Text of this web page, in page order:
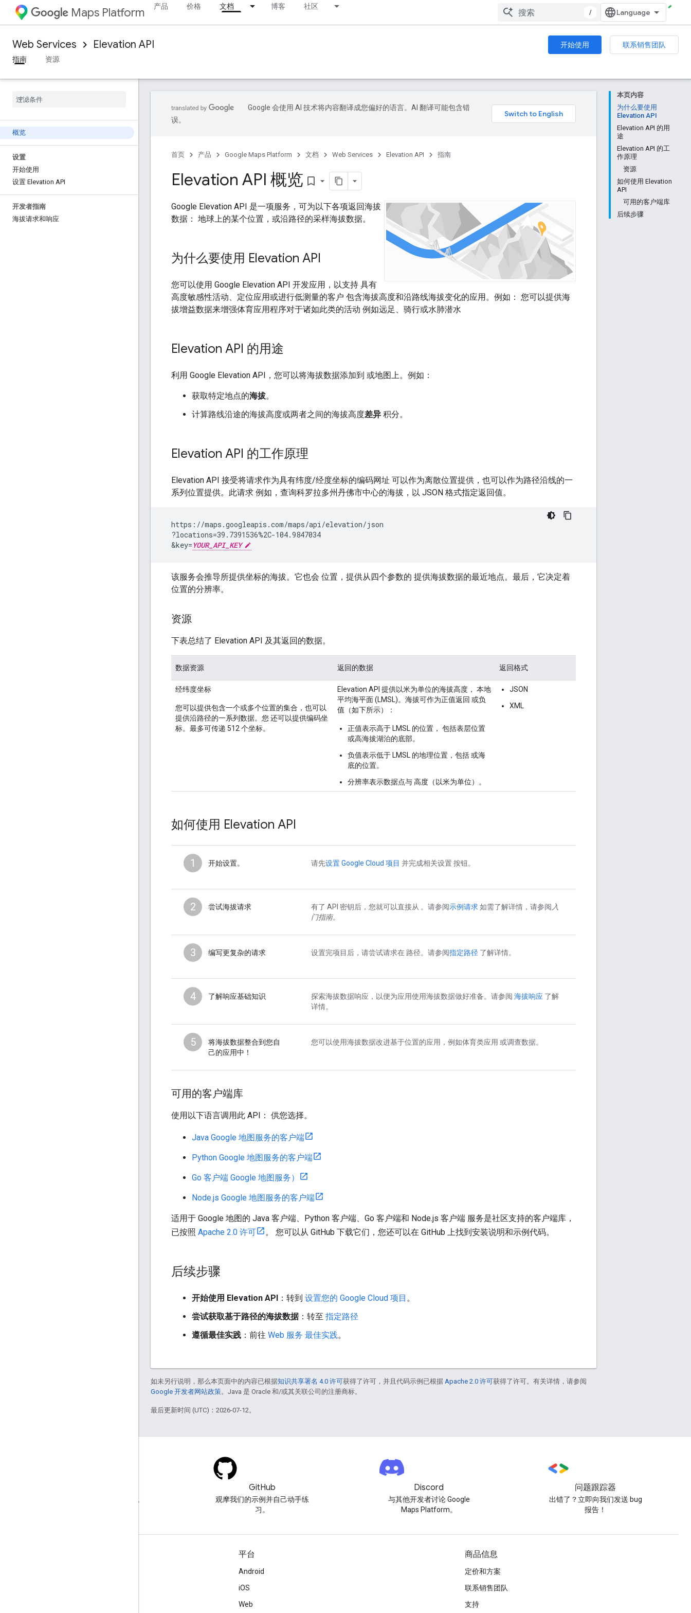
Maps Platform 产品 价格 文档 博客 社区
/
Web Services Elevation API 开始使用
联系销售团队
指南
资源
概览
设置
开始使用
设置 Elevation API
开发者指南
海拔请求和响应
本页内容
为什么要使用
Elevation API
Elevation API 的用
途
Elevation API 的工
作原理
资源
如何使用 Elevation
API
可用的客户端库
后续步骤
Google 会使用 AI 技术将内容翻译成您偏好的语言。AI 翻译可能包含错
误。
首页 产品 Google Maps Platform 文档 Web Services Elevation API 指南
Elevation API 概览 bookmark_border
Google Elevation API 是一项服务，可为以下各项返回海拔
数据： 地球上的某个位置，或沿路径的采样海拔数据。
为什么要使用 Elevation API
您可以使用 Google Elevation API 开发应用，以支持 具有
高度敏感性活动、定位应用或进行低测量的客户 包含海拔高度和沿路线海拔变化的应用。例如： 您可以提供海
拔增益数据来增强体育应用程序对于诸如此类的活动 例如远足、骑行或水肺潜水
Elevation API 的用途
利用 Google Elevation API，您可以将海拔数据添加到 或地图上。例如：
获取特定地点的海拔。
计算路线沿途的海拔高度或两者之间的海拔高度差异 积分。
Elevation API 的工作原理
Elevation API 接受将请求作为具有纬度/经度坐标的编码网址 可以作为离散位置提供，也可以作为路径沿线的一
系列位置提供。此请求 例如，查询科罗拉多州丹佛市中心的海拔，以 JSON 格式指定返回值。
  https://maps.googleapis.com/maps/api/elevation/json
  ?locations=39.7391536%2C-104.9847034
  &key=
YOUR_API_KEY
该服务会推导所提供坐标的海拔。它也会 位置，提供从四个参数的 提供海拔数据的最近地点。最后，它决定着
位置的分辨率。
资源
下表总结了 Elevation API 及其返回的数据。
数据资源 返回的数据 返回格式
经纬度坐标
您可以提供包含一个或多个位置的集合，也可以
提供沿路径的一系列数据。您 还可以提供编码坐
标。最多可传递 512 个坐标。
Elevation API 提供以米为单位的海拔高度 ， 本地
平均海平面(LMSL)。海拔可作为正值返回 或负
值（如下所示）：
正值表示高于 LMSL 的位置， 包括表层位置
或高海拔湖泊的底部。
负值表示低于 LMSL 的地理位置，包括 或海
底的位置。
分辨率表示数据点与 高度（以米为单位）。
JSON
XML
如何使用 Elevation API
1 开始设置。 请先设置 Google Cloud 项目 并完成相关设置 按钮。
2 尝试海拔请求 有了 API 密钥后，您就可以直接从 。请参阅示例请求如需了解详情，请参阅 入
门指南。
3 编写更复杂的请求 设置完项目后，请尝试请求在 路径。请参阅指定路径 了解详情。
4 了解响应基础知识 探索海拔数据响应，以便为应用使用海拔数据做好准备。请参阅 海拔响应 了解
详情。
5
将海拔数据整合到您自
己的应用中！
您可以使用海拔数据改进基于位置的应用，例如体育类应用 或调查数据。
可用的客户端库
使用以下语言调用此 API： 供您选择。
Java Google 地图服务的客户端
Python Google 地图服务的客户端
Go 客户端 Google 地图服务）
Node.js Google 地图服务的客户端
适用于 Google 地图的 Java 客户端、Python 客户端、Go 客户端和 Node.js 客户端 服务是社区支持的客户端库，
已按照 Apache 2.0 许可 。 您可以从 GitHub 下载它们，您还可以在 GitHub 上找到安装说明和示例代码。
后续步骤
开始使用 Elevation API ：转到 设置您的 Google Cloud 项目 。
尝试获取基于路径的海拔数据：转至 指定路径
遵循最佳实践 ：前往 Web 服务 最佳实践。
如未另行说明，那么本页面中的内容已根据知识共享署名 4.0 许可获得了许可，并且代码示例已根据 Apache 2.0 许可获得了许可。有关详情，请参阅
Google 开发者网站政策。Java 是 Oracle 和/或其关联公司的注册商标。
最后更新时间 (UTC)：2026-07-12。
在 google-maps 标签下提问。
GitHub
观摩我们的示例并自己动手练
习。
Discord
与其他开发者讨论 Google
Maps Platform。
问题跟踪器
出错了？立即向我们发送 bug
报告！
平台
Android
iOS
Web
商品信息
定价和方案
联系销售团队
支持